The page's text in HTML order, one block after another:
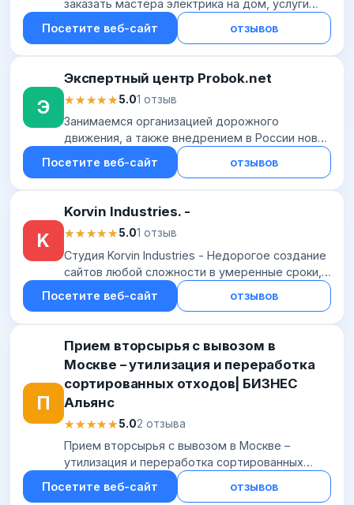
заказать мастера электрика на дом, услуги
электрика круглосуточно, цены - rse-24.ru
Посетите веб-сайт отзывов
Э
Экспертный центр Probok.net
★★★★★
★★★★★5.01 отзыв
Занимаемся организацией дорожного
движения, а также внедрением в России новой
концепции удобного дорожного движения.
Посетите веб-сайт отзывов
K
Korvin Industries. -
★★★★★
★★★★★5.01 отзыв
Студия Korvin Industries - Недорогое создание
сайтов любой сложности в умеренные сроки,
разработка баз данных для удобства вашего
Посетите веб-сайт отзывов
П
Прием вторсырья с вывозом в
Москве – утилизация и переработка
сортированных отходов| БИЗНЕС
Альянс
★★★★★
★★★★★5.02 отзыва
Прием вторсырья с вывозом в Москве –
утилизация и переработка сортированных
отходов| БИЗНЕС Альянс
Посетите веб-сайт отзывов